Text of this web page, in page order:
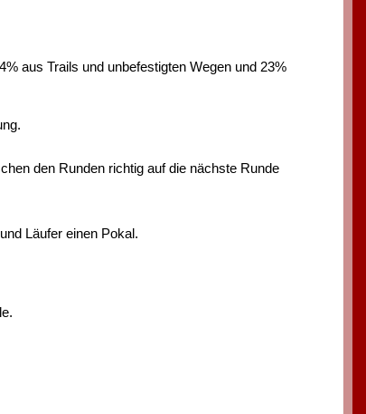
aus Trails und unbefestigten Wegen und 23%
den Runden richtig auf die nächste Runde
Läufer einen Pokal.